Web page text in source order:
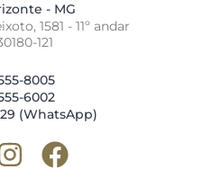
- MG
1581 - 11º andar
121
8005
6002
(WhatsApp)